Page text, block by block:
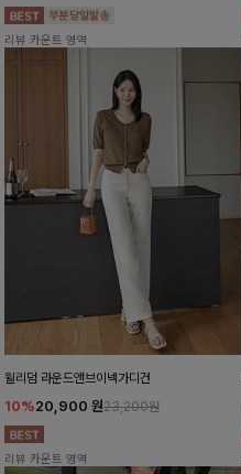
리뷰 카운트 영역
윌리덤 라운드앤브이넥가디건
10%20,900 원23,200원
리뷰 카운트 영역